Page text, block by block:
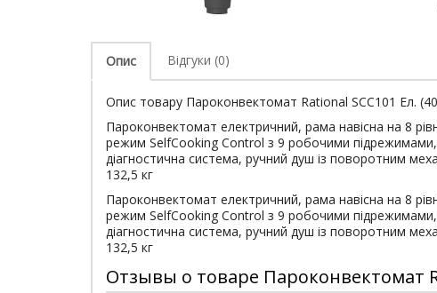
Опис Відгуки (0)
Опис товару Пароконвектомат Rational SCC101 Ел.
Пароконвектомат електричний, рама навісна на 8
режим SelfCooking Control з 9 робочими підрежимами,
діагностична система, ручний душ із поворотним
132,5 кг
Пароконвектомат електричний, рама навісна на 8
режим SelfCooking Control з 9 робочими підрежимами,
діагностична система, ручний душ із поворотним
132,5 кг
Отзывы о товаре Пароконвектомат